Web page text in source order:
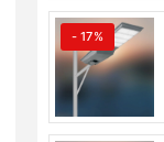
- 17%